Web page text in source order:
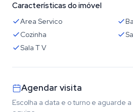
Características do imóvel
Area Servico
Cozinha
Sala T V
Agendar visita
Escolha a data e o turno e aguarde